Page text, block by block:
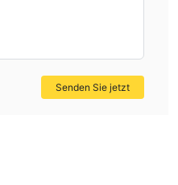
Senden Sie jetzt